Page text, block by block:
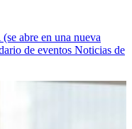
(se abre en una nueva
de eventos Noticias de